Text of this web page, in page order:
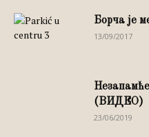
Борча је
13/09/2017
(ВИДЕО)
23/06/2019